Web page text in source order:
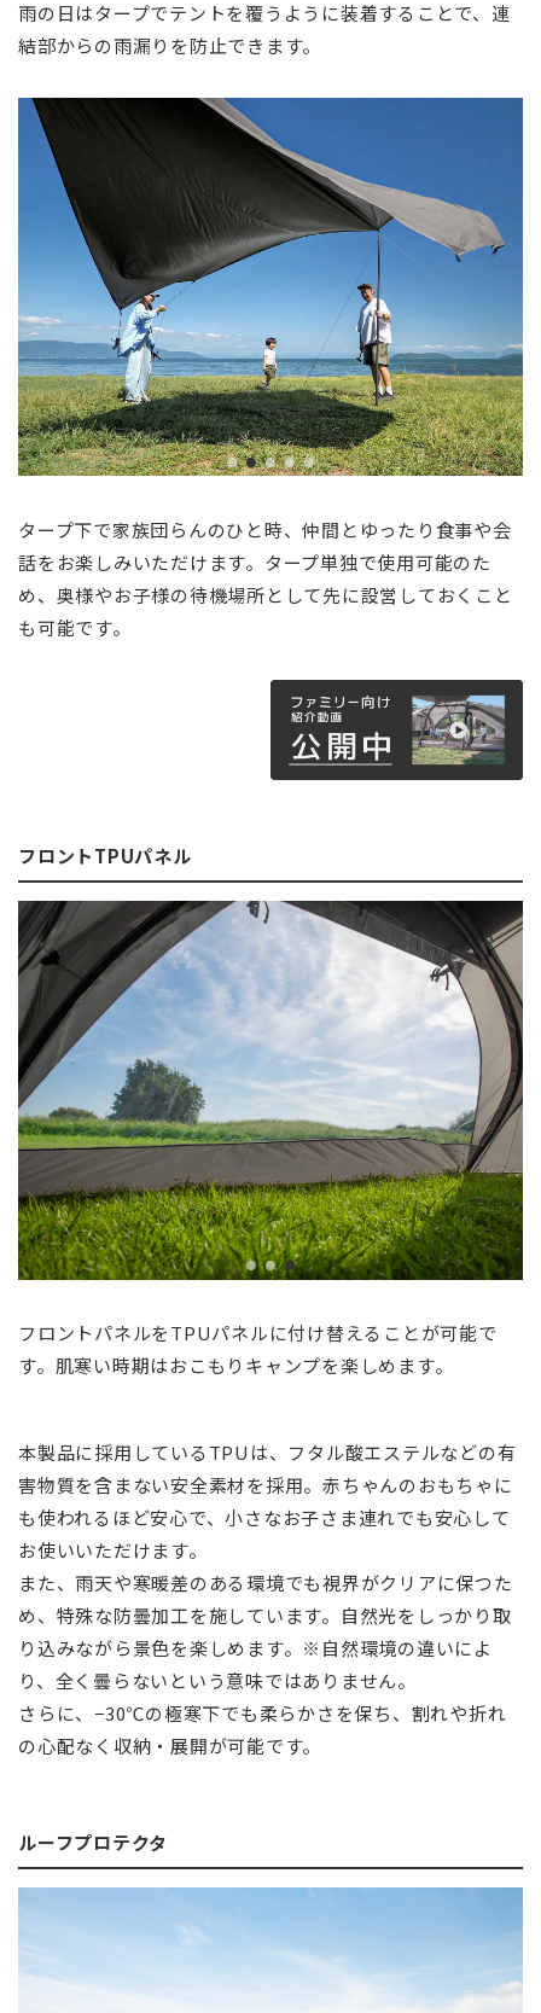
雨の日はタープでテントを覆うように装着することで、連
結部からの雨漏りを防止できます。
タープ下で家族団らんのひと時、仲間とゆったり食事や会
話をお楽しみいただけます。タープ単独で使用可能のた
め、奥様やお子様の待機場所として先に設営しておくこと
も可能です。
フロントTPUパネル
フロントパネルをTPUパネルに付け替えることが可能で
す。肌寒い時期はおこもりキャンプを楽しめます。
本製品に採用しているTPUは、フタル酸エステルなどの有
害物質を含まない安全素材を採用。赤ちゃんのおもちゃに
も使われるほど安心で、小さなお子さま連れでも安心して
お使いいただけます。
また、雨天や寒暖差のある環境でも視界がクリアに保つた
め、特殊な防曇加工を施しています。自然光をしっかり取
り込みながら景色を楽しめます。※自然環境の違いによ
り、全く曇らないという意味ではありません。
さらに、−30℃の極寒下でも柔らかさを保ち、割れや折れ
の心配なく収納・展開が可能です。
ルーフプロテクタ